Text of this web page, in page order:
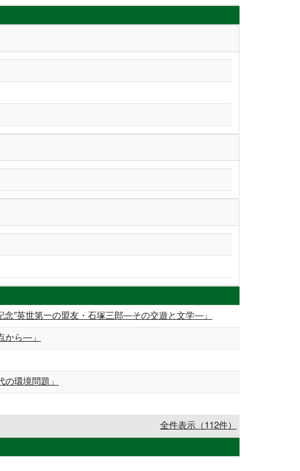
”英世第一の盟友・石塚三郎―その交遊と文学―」
から―」
環境問題」
全件表示（112件）